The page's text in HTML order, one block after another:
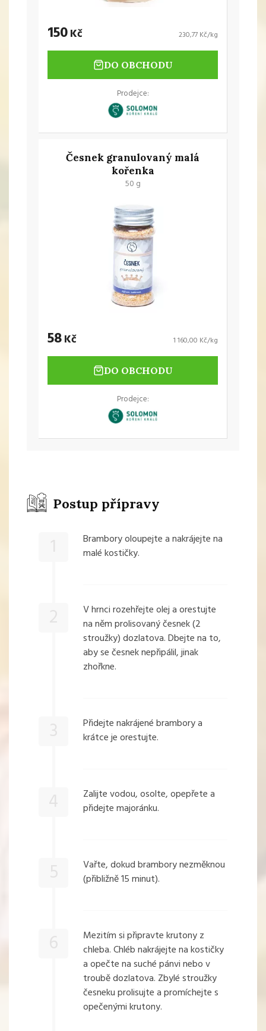
150Kč 230,77 Kč/kg
DO OBCHODU
Prodejce:
Česnek granulovaný malá
kořenka
50 g
58Kč 1 160,00 Kč/kg
DO OBCHODU
Prodejce:
Postup přípravy
Brambory oloupejte a nakrájejte na
malé kostičky.
V hrnci rozehřejte olej a orestujte
na něm prolisovaný česnek (2
stroužky) dozlatova. Dbejte na to,
aby se česnek nepřipálil, jinak
zhořkne.
Přidejte nakrájené brambory a
krátce je orestujte.
Zalijte vodou, osolte, opepřete a
přidejte majoránku.
Vařte, dokud brambory nezměknou
(přibližně 15 minut).
Mezitím si připravte krutony z
chleba. Chléb nakrájejte na kostičky
a opečte na suché pánvi nebo v
troubě dozlatova. Zbylé stroužky
česneku prolisujte a promíchejte s
opečenými krutony.